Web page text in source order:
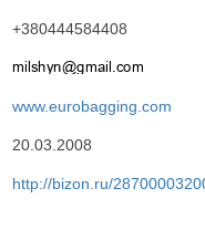
+380444584408
www.eurobagging.com
20.03.2008
http://bizon.ru/